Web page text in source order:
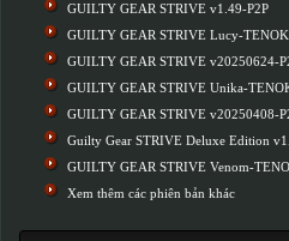
GUILTY GEAR STRIVE v1.49-P2P
GUILTY GEAR STRIVE Lucy-
GUILTY GEAR STRIVE v20250624-
GUILTY GEAR STRIVE Unika-
GUILTY GEAR STRIVE v20250408-
Guilty Gear STRIVE Deluxe Edition
GUILTY GEAR STRIVE Venom-
Xem thêm các phiên bản khác